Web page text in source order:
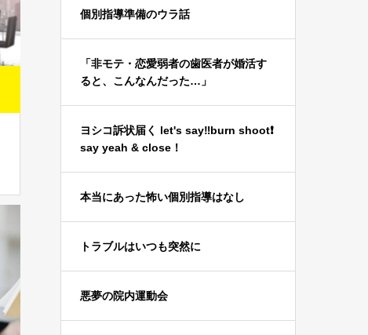
個別指導準備のウラ話
「非モテ・恋愛弱者の歯医者が婚活す
ると、こんなんだった…」
ヨシコ訴状届く let's say‼️burn shoot❗️
say yeah & close！
本当にあった怖い個別指導はなし
トラブルはいつも突然に
悪夢の院内運動会